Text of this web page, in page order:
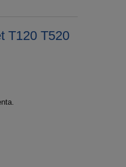
T120 T520